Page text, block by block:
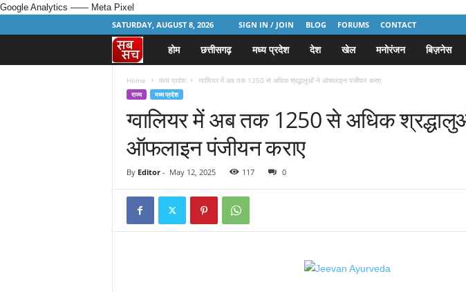
Google Analytics —— Meta Pixel
SATURDAY, AUGUST 8, 2026
SIGN IN / JOIN BLOG FORUMS CONTACT
i
n
d
i
N
e
होम छत्तीसगढ़ मध्य प्रदेश देश खेल मनोरंजन बिज़नेस
Home मध्य प्रदेश ग्वालियर में अब तक 1250 से अधिक श्रद्धालुओं ने ऑफलाइन पंजीयन कराए
राज्य मध्य प्रदेश
ग्वालियर में अब तक 1250 से अधिक
ऑफलाइन पंजीयन कराए
By Editor- May 12, 2025 117 0